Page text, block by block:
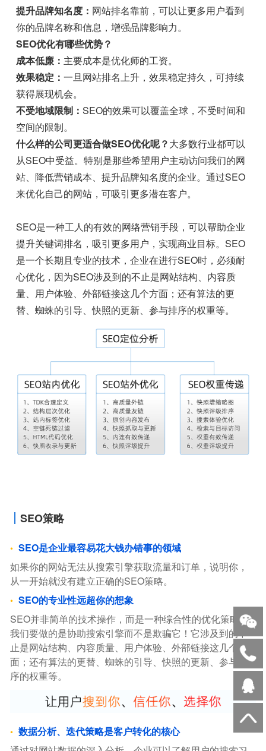
提升品牌知名度： 网站排名靠前，可以让更多用户看到
你的品牌名称和信息，增强品牌影响力。
SEO优化有哪些优势？
成本低廉： 主要成本是优化师的工资。
效果稳定：一旦网站排名上升，效果稳定持久，可持续
获得展现机会。
不受地域限制：SEO的效果可以覆盖全球，不受时间和
空间的限制。
什么样的公司更适合做SEO优化呢？大多数行业都可以
从SEO中受益。特别是那些希望用户主动访问我们的网
站、降低营销成本、提升品牌知名度的企业。通过SEO
来优化自己的网站，可吸引更多潜在客户。
SEO是一种工人的有效的网络营销手段，可以帮助企业
提升关键词排名，吸引更多用户，实现商业目标。SEO
是一个长期且专业的技术，企业在进行SEO时，必须耐
心优化，因为SEO涉及到的不止是网站结构、内容质
量、用户体验、外部链接这几个方面；还有算法的更
替、蜘蛛的引导、快照的更新、参与排序的权重等。
SEO策略
SEO是企业最容易花大钱办错事的领域
如果你的网站无法从搜索引擎获取流量和订单，说明你，
从一开始就没有建立正确的SEO策略。
SEO的专业性远超你的想象
SEO并非简单的技术操作，而是一种综合性的优化策略。
我们要做的是协助搜索引擎而不是欺骗它！它涉及到的不
止是网站结构、内容质量、用户体验、外部链接这几个方
面；还有算法的更替、蜘蛛的引导、快照的更新、参与排
序的权重等。
数据分析、迭代策略是客户转化的核心